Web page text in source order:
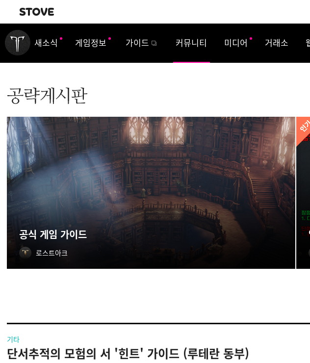
내비게이션
새소식 게임정보 가이드 커뮤니티 미디어 거래소
공식 게임 가이드
로스트아크
기타
단서추적의 모험의 서 '힌트' 가이드 (루테란 동부)